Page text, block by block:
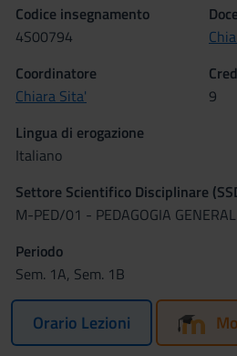
Codice insegnamento
4S00794
Coordinatore
Chiara Sita'
9
Lingua di erogazione
Italiano
Settore Scientifico Disciplinare
M-PED/01 - PEDAGOGIA
Periodo
Sem. 1A, Sem. 1B
Orario Lezioni